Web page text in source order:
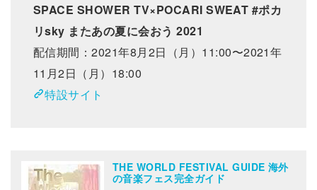
SPACE SHOWER TV×POCARI SWEAT #ポカ
リsky またあの夏に会おう 2021
配信期間：2021年8月2日（月）11:00〜2021年
11月2日（月）18:00
特設サイト
THE WORLD FESTIVAL GUIDE 海外
の音楽フェス完全ガイド